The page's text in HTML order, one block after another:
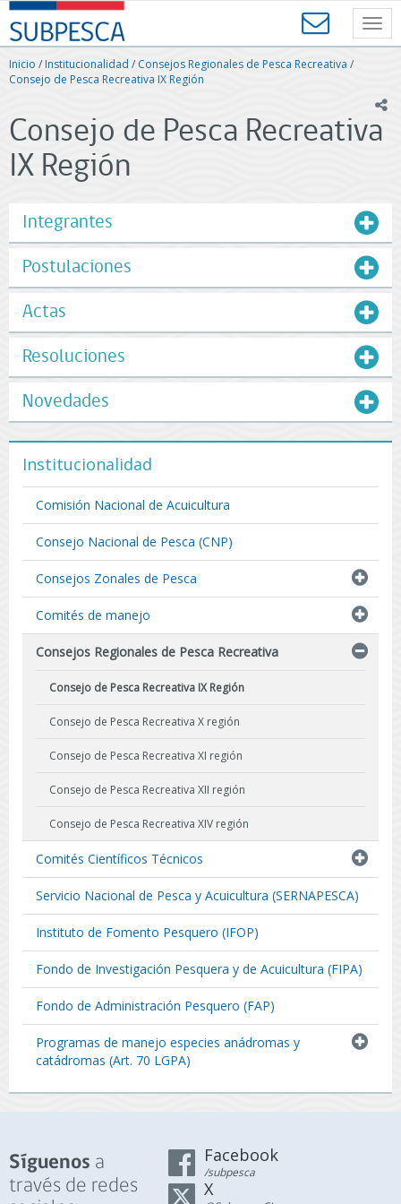
Contenido
principal
SUBPESCA
-
Subsecretaría
de
Acuicultura
Gobierno
Inicio /Institucionalidad / Consejos Regionales de Pesca Recreativa /
Consejo de Pesca Recreativa IX Región
Consejo de Pesca Recreativa
IX Región
Integrantes
Postulaciones
Actas
Resoluciones
Novedades
Institucionalidad
Comisión Nacional de Acuicultura
Consejo Nacional de Pesca (CNP)
Consejos Zonales de Pesca
Comités de manejo
Consejos Regionales de Pesca Recreativa
Consejo de Pesca Recreativa IX Región
Consejo de Pesca Recreativa X región
Consejo de Pesca Recreativa XI región
Consejo de Pesca Recreativa XII región
Consejo de Pesca Recreativa XIV región
Comités Científicos Técnicos
Servicio Nacional de Pesca y Acuicultura (SERNAPESCA)
Instituto de Fomento Pesquero (IFOP)
Fondo de Investigación Pesquera y de Acuicultura (FIPA)
Fondo de Administración Pesquero (FAP)
Programas de manejo especies anádromas y
catádromas (Art. 70 LGPA)
Síguenos a
través de redes
Facebook
/subpesca
X